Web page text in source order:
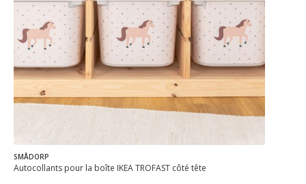
SMÅDORP
Autocollants pour la boîte IKEA TROFAST côté tête